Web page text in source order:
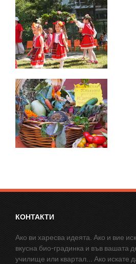
КОНТАКТИ
Ако ви харесва идеята. Ако и вие
вкусна био-градинка и във вашата
училище или квартал... Ако искате